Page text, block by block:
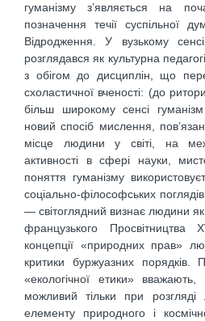
гуманізму з’являється на
позначення течії суспільної
Відродження. У вузькому
розглядався як культурна
з обігом до дисциплін, що
схоластичної вченості: (до
більш широкому сенсі
новий спосіб мислення,
місце людини у світі, на
активності в сфері науки,
поняття гуманізму
соціально-філософських
— світоглядний визнає людини як
французького
концепції «природних прав»
критики буржуазних порядків.
«екологічної етики»
можливий тільки при розгляді
елементу природного і